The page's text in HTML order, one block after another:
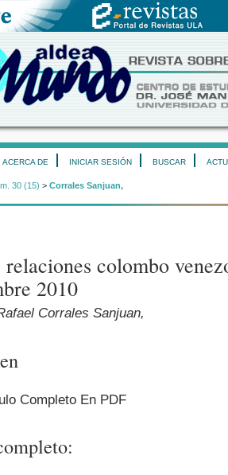
ACERCA DE INICIAR SESIÓN BUSCAR
30 (15) > Corrales Sanjuan,
relaciones colombo
2010
Corrales Sanjuan,
Completo En PDF